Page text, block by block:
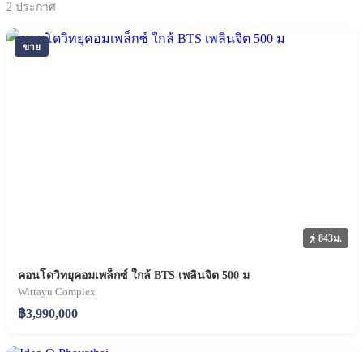
2 ประกาศ
ขาย
843ม.
คอนโดวิทยุคอมเพล็กซ์ ใกล้ BTS เพลินจิต 500 ม
Wittayu Complex
฿3,990,000